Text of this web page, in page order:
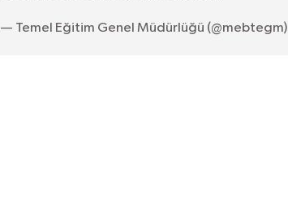
— Temel Eğitim Genel Müdürlüğü (@mebtegm)